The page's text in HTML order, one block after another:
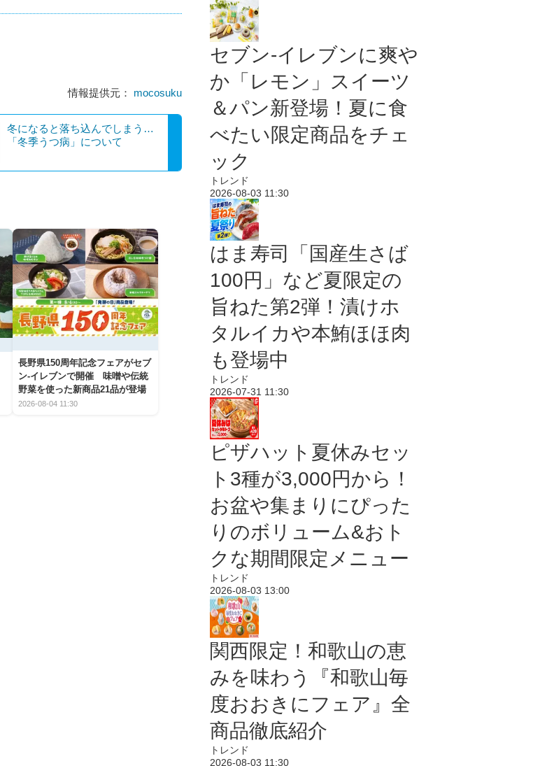
情報提供元： mocosuku
冬になると落ち込んでしまう…
「冬季うつ病」について
長野県150周年記念フェアがセブ
ン-イレブンで開催 味噌や伝統
野菜を使った新商品21品が登場
2026-08-04 11:30
セブン‐イレブンに爽や
か「レモン」スイーツ
＆パン新登場！夏に食
べたい限定商品をチェ
ック
トレンド
2026-08-03 11:30
はま寿司「国産生さば
100円」など夏限定の
旨ねた第2弾！漬けホ
タルイカや本鮪ほほ肉
も登場中
トレンド
2026-07-31 11:30
ピザハット夏休みセッ
ト3種が3,000円から！
お盆や集まりにぴった
りのボリューム&おト
クな期間限定メニュー
トレンド
2026-08-03 13:00
関西限定！和歌山の恵
みを味わう『和歌山毎
度おおきにフェア』全
商品徹底紹介
トレンド
2026-08-03 11:30